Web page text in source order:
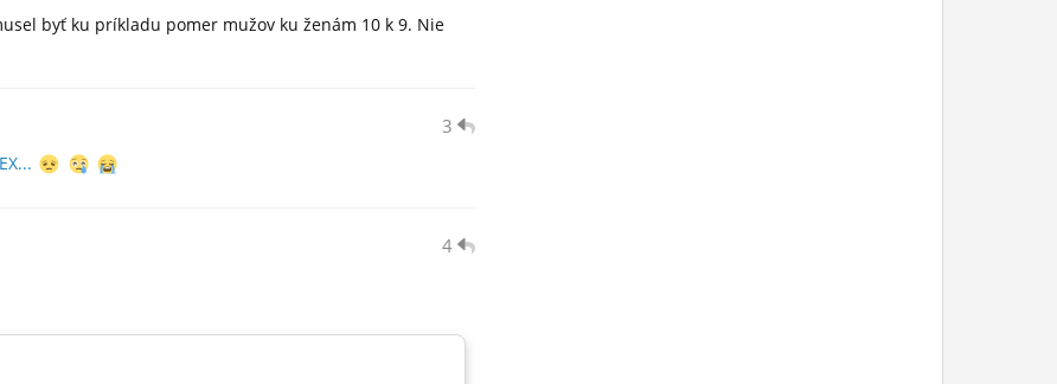
byť ku príkladu pomer mužov ku ženám 10 k 9. Nie
3
4